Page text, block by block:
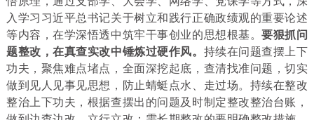
入学习习近平总书记关于树立和践行正确政绩观的重要论述
等内容，在学深悟透中筑牢干事创业的思想根基。要狠抓问
题整改，在真查实改中锤炼过硬作风。 持续在问题查摆上下
功夫，聚焦难点堵点，全面深挖起底，查清找准问题，切实
做到见人见事见思想，防止蜻蜓点水、走过场。持续在整改
整治上下功夫，根据查摆出的问题及时制定整改整治台账，